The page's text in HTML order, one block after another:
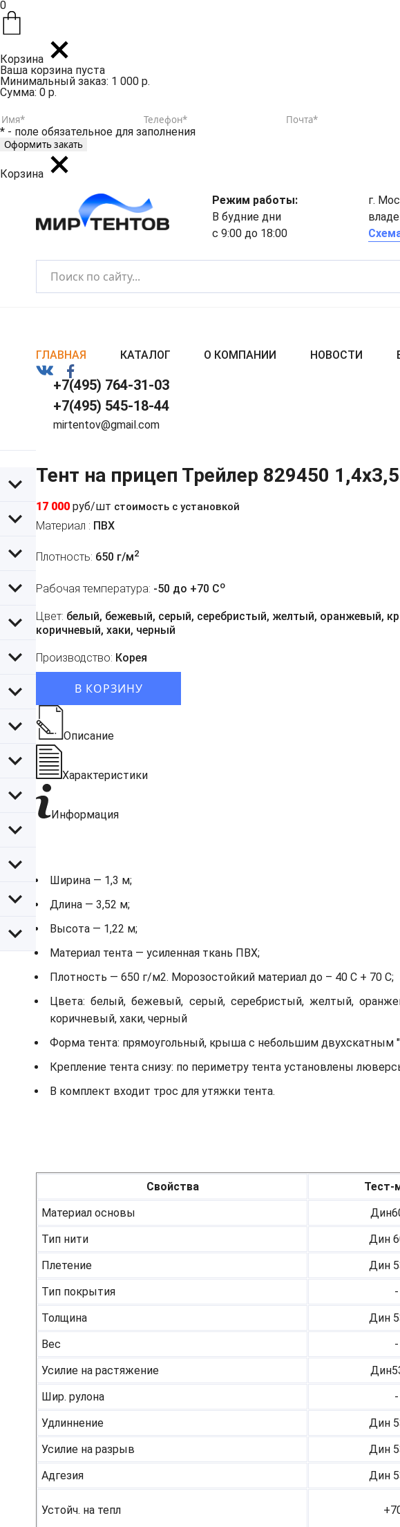
0
Корзина
Ваша корзина пуста
Минимальный заказ: 1 000 р.
Сумма: 0 р.
* - поле обязательное для заполнения
Корзина
Режим работы:
В будние дни
с 9:00 до 18:00
г.
ГЛАВНАЯ КАТАЛОГ О КОМПАНИИ НОВОСТИ
+7(495) 764-31-03
+7(495) 545-18-44
mirtentov@gmail.com
Тент на прицеп Трейлер 829450
17 000 руб/шт стоимость с установкой
Материал : ПВХ
Плотность: 650 г/м2
Рабочая температура: -50 до +70 Co
Цвет: белый, бежевый, серый, серебристый, желтый, оранжевый,
коричневый, хаки, черный
Производство: Корея
В КОРЗИНУ
Описание
Характеристики
Информация
Ширина — 1,3 м;
Длина — 3,52 м;
Высота — 1,22 м;
Материал тента — усиленная ткань ПВХ;
Плотность — 650 г/м2. Морозостойкий материал до – 40 С + 70 С;
Цвета: белый, бежевый, серый, серебристый, желтый,
коричневый, хаки, черный
Форма тента: прямоугольный, крыша с небольшим двухскатным
Крепление тента снизу: по периметру тента установлены
В комплект входит трос для утяжки тента.
Свойства Тест-
Материал основы
Тип нити
Дин
Плетение
Дин
Тип покрытия
-
Толщина
Дин
Вес
-
Усилие на растяжение
Шир. рулона
-
Удлиннение
Дин
Усилие на разрыв
Дин
Адгезия
Дин
Устойч. на тепл